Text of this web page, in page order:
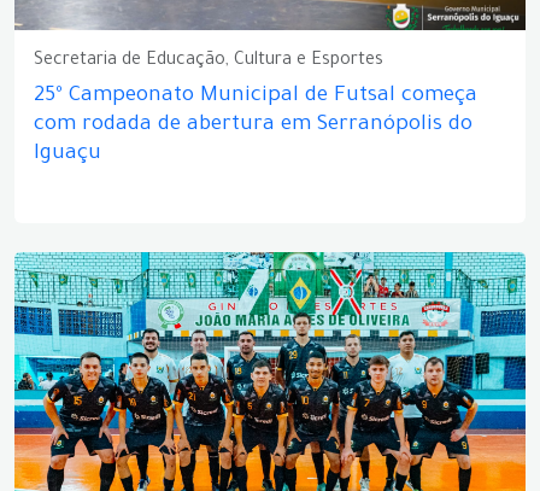
Secretaria de Educação, Cultura e Esportes
25º Campeonato Municipal de Futsal começa
com rodada de abertura em Serranópolis do
Iguaçu